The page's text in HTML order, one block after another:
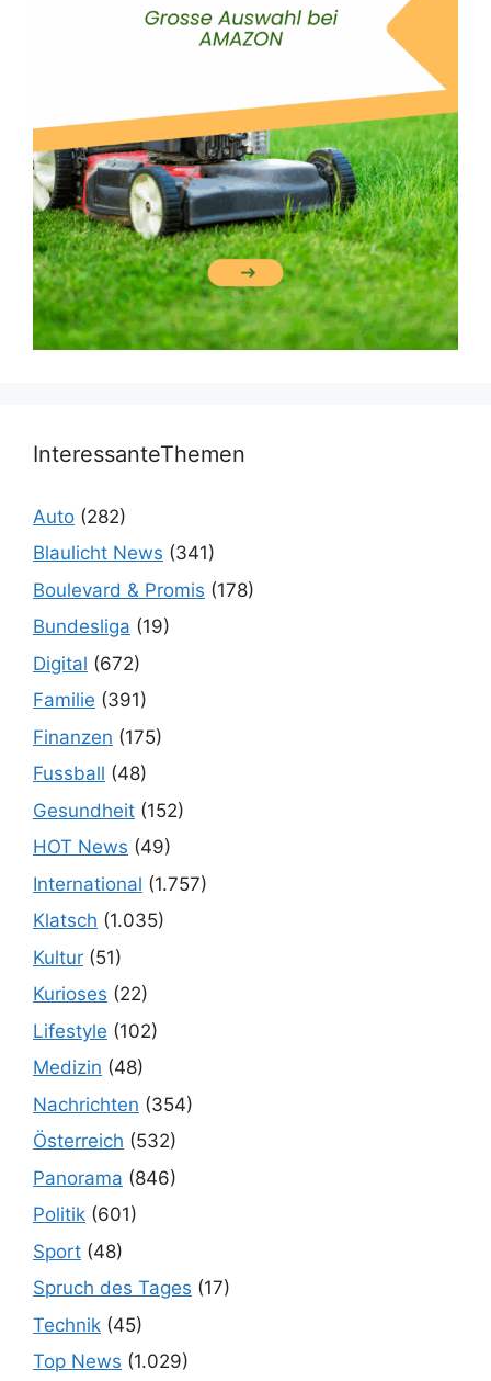
InteressanteThemen
Auto (282)
Blaulicht News (341)
Boulevard & Promis (178)
Bundesliga (19)
Digital (672)
Familie (391)
Finanzen (175)
Fussball (48)
Gesundheit (152)
HOT News (49)
International (1.757)
Klatsch (1.035)
Kultur (51)
Kurioses (22)
Lifestyle (102)
Medizin (48)
Nachrichten (354)
Österreich (532)
Panorama (846)
Politik (601)
Sport (48)
Spruch des Tages (17)
Technik (45)
Top News (1.029)